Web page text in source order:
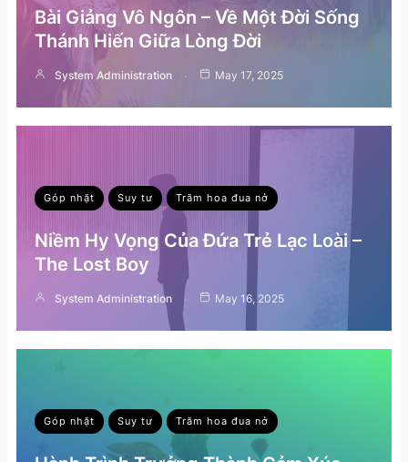
Bài Giảng Vô Ngôn – Về Một Đời Sống
Thánh Hiến Giữa Lòng Đời
System Administration May 17, 2025
Góp nhặt Suy tư Trăm hoa đua nở
Niềm Hy Vọng Của Đứa Trẻ Lạc Loài –
The Lost Boy
System Administration May 16, 2025
Góp nhặt Suy tư Trăm hoa đua nở